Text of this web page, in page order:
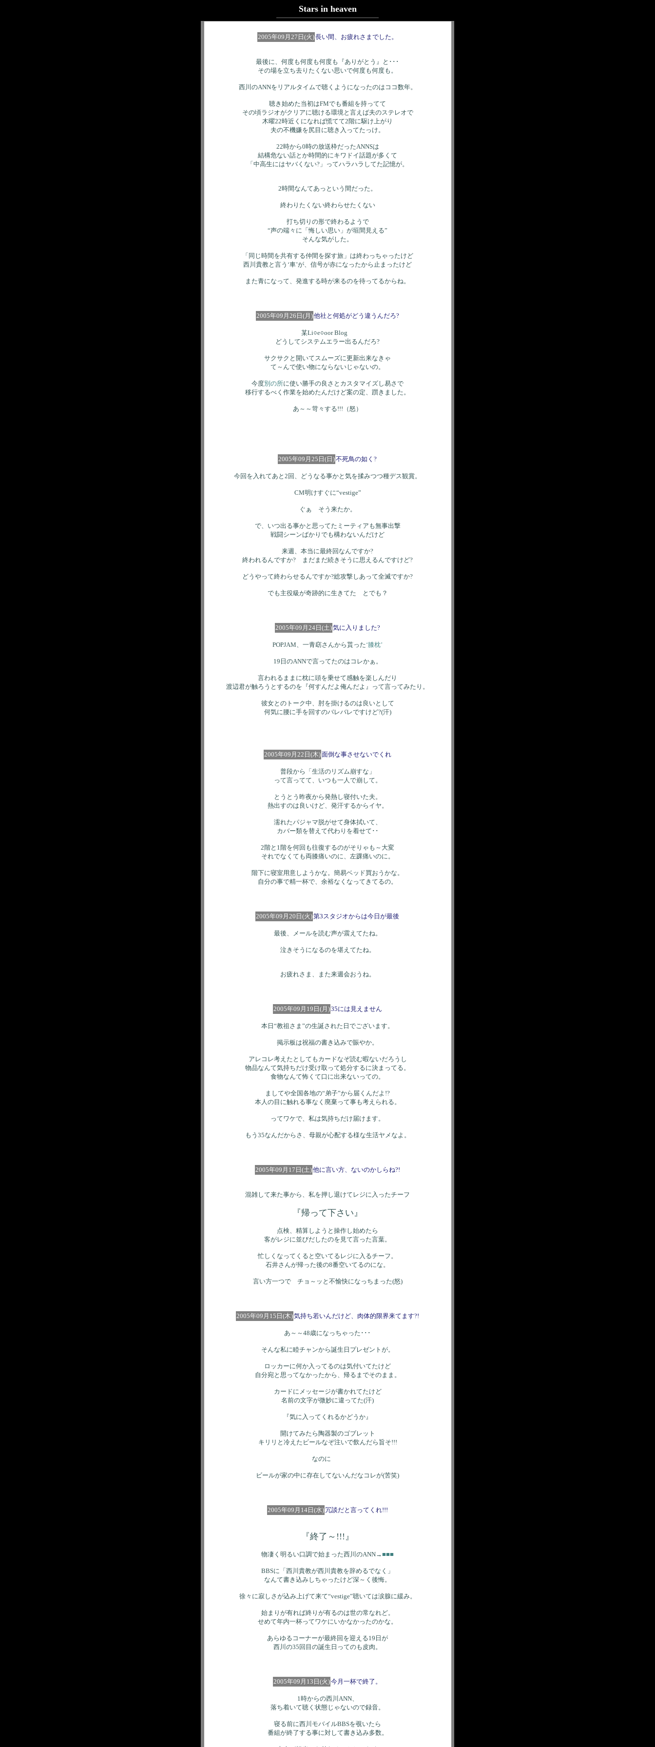
Stars in heaven
2005年09月27日(火)長い間、お疲れさまでした。
最後に、何度も何度も何度も『ありがとう』と･･･
その場を立ち去りたくない思いで何度も何度も。
西川のANNをリアルタイムで聴くようになったのはココ数年。
聴き始めた当初はFMでも番組を持ってて
その頃ラジオがクリアに聴ける環境と言えば夫のステレオで
木曜22時近くになれば慌てて2階に駆け上がり
夫の不機嫌を尻目に聴き入ってたっけ。
22時から0時の放送枠だったANNSは
結構危ない話とか時間的にキワドイ話題が多くて
「中高生にはヤバくない?」ってハラハラしてた記憶が。
2時間なんてあっという間だった。
終わりたくない終わらせたくない
打ち切りの形で終わるようで
“声の端々に「悔しい思い」が垣間見える”
そんな気がした。
「同じ時間を共有する仲間を探す旅」は終わっちゃったけど
西川貴教と言う‘車’が、信号が赤になったから止まったけど
また青になって、発進する時が来るのを待ってるからね。
2005年09月26日(月)他社と何処がどう違うんだろ?
某Li○e○oor Blog
どうしてシステムエラー出るんだろ?
サクサクと開いてスムーズに更新出来なきゃ
て～んで使い物にならないじゃないの。
今度別の所に使い勝手の良さとカスタマイズし易さで
移行するべく作業を始めたんだけど案の定、躓きました。
あ～～苛々する!!!（怒）
2005年09月25日(日)不死鳥の如く?
今回を入れてあと2回、どうなる事かと気を揉みつつ種デス観賞。
CM明けすぐに“vestige”
ぐぁ そう来たか。
で、いつ出る事かと思ってたミーティアも無事出撃
戦闘シーンばかりでも構わないんだけど
来週、本当に最終回なんですか?
終われるんですか? まだまだ続きそうに思えるんですけど?
どうやって終わらせるんですか?総攻撃しあって全滅ですか?
でも主役級が奇跡的に生きてた とでも？
2005年09月24日(土)気に入りました?
POPJAM、一青窈さんから貰った‘膝枕’
19日のANNで言ってたのはコレかぁ。
言われるままに枕に頭を乗せて感触を楽しんだり
渡辺君が触ろうとするのを『何すんだよ俺んだよ』って言ってみたり。
彼女とのトーク中、肘を掛けるのは良いとして
何気に腰に手を回すのバレバレですけど?(汗)
2005年09月22日(木)面倒な事させないでくれ
普段から「生活のリズム崩すな」
って言ってて、いつも一人で崩して。
とうとう昨夜から発熱し寝付いた夫。
熱出すのは良いけど、発汗するからイヤ。
濡れたパジャマ脱がせて身体拭いて、
カバー類を替えて代わりを着せて･･
2階と1階を何回も往復するのがそりゃも～大変
それでなくても両膝痛いのに、左踝痛いのに。
階下に寝室用意しようかな。簡易ベッド買おうかな。
自分の事で精一杯で、余裕なくなってきてるの。
2005年09月20日(火)第3スタジオからは今日が最後
最後、メールを読む声が震えてたね。
泣きそうになるのを堪えてたね。
お疲れさま、また来週会おうね。
2005年09月19日(月)35には見えません
本日“教祖さま”の生誕された日でございます。
掲示板は祝福の書き込みで賑やか。
アレコレ考えたとしてもカードなぞ読む暇ないだろうし
物品なんて気持ちだけ受け取って処分するに決まってる。
食物なんて怖くて口に出来ないっての。
ましてや全国各地の“弟子”から届くんだよ!?
本人の目に触れる事なく廃棄って事も考えられる。
ってワケで、私は気持ちだけ届けます。
もう35なんだからさ、母親が心配する様な生活ヤメなよ。
2005年09月17日(土)他に言い方、ないのかしらね?!
混雑して来た事から、私を押し退けてレジに入ったチーフ
『帰って下さい』
点検、精算しようと操作し始めたら
客がレジに並びだしたのを見て言った言葉。
忙しくなってくると空いてるレジに入るチーフ。
石井さんが帰った後の8番空いてるのにな。
言い方一つで チョ～ッと不愉快になっちまった(怒)
2005年09月15日(木)気持ち若いんだけど、肉体的限界来てます?!
あ～～48歳になっちゃった･･･
そんな私に睦チャンから誕生日プレゼントが。
ロッカーに何か入ってるのは気付いてたけど
自分宛と思ってなかったから、帰るまでそのまま。
カードにメッセージが書かれてたけど
名前の文字が微妙に違ってた(汗)
『気に入ってくれるかどうか』
開けてみたら陶器製のゴブレット
キリリと冷えたビールなぞ注いで飲んだら旨そ!!!
なのに
ビールが家の中に存在してないんだなコレが(苦笑)
2005年09月14日(水) 冗談だと言ってくれ!!!
『終了～!!!』
物凄く明るい口調で始まった西川のANN→■■■
BBSに「西川貴教が西川貴教を辞めるでなく」
なんて書き込みしちゃったけど深～く後悔。
徐々に寂しさが込み上げて来て“vestige”聴いては涙腺に緩み。
始まりが有れば終りが有るのは世の常なれど。
せめて年内一杯ってワケにいかなかったのかな。
あらゆるコーナーが最終回を迎える19日が
西川の35回目の誕生日ってのも皮肉。
2005年09月13日(火)今月一杯で終了。
1時からの西川ANN、
落ち着いて聴く状態じゃないので録音。
寝る前に西川モバイルBBSを覗いたら
番組が終了する事に対して書き込み多数。